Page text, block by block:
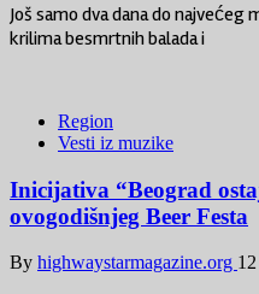
Još samo dva dana do
krilima besmrtnih balada i
Region
Vesti iz muzike
Inicijativa “Beograd
ovogodišnjeg Beer Festa
By highwaystarmagazine.org